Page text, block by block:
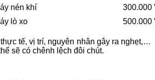
nén khí
300.000
lò xo
500.000
tế, vị trí, nguyên nhân gây ra nghẹt,…
sẽ có chênh lệch đôi chút.